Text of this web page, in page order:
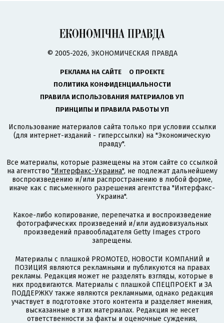
© 2005-2026, ЭКОНОМИЧЕСКАЯ ПРАВДА
РЕКЛАМА НА САЙТЕ
О ПРОЕКТЕ
ПОЛИТИКА КОНФИДЕНЦИАЛЬНОСТИ
ПРАВИЛА ИСПОЛЬЗОВАНИЯ МАТЕРИАЛОВ УП
ПРИНЦИПЫ И ПРАВИЛА РАБОТЫ УП
Использование материалов сайта только при условии ссылки
(для интернет-изданий - гиперссылки) на "Экономическую
правду".
Все материалы, которые размещены на этом сайте со ссылкой
на агентство "Интерфакс-Украина", не подлежат дальнейшему
воспроизведению и/или распространению в любой форме,
иначе как с письменного разрешения агентства "Интерфакс-
Украина".
Какое-либо копирование, перепечатка и воспроизведение
фотографических произведений и/или аудиовизуальных
произведений правообладателя Getty Images строго
запрещены.
Материалы с плашкой PROMOTED, НОВОСТИ КОМПАНИЙ и
ПОЗИЦИЯ являются рекламными и публикуются на правах
рекламы. Редакция может не разделять взгляды, которые в
них продвигаются. Материалы с плашкой СПЕЦПРОЕКТ и ЗА
ПОДДЕРЖКУ также являются рекламными, однако редакция
участвует в подготовке этого контента и разделяет мнения,
высказанные в этих материалах. Редакция не несет
ответственности за факты и оценочные суждения,